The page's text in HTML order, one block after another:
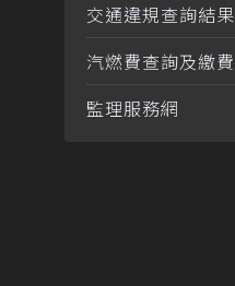
交通違規查詢結果
汽燃費查詢及繳費
監理服務網